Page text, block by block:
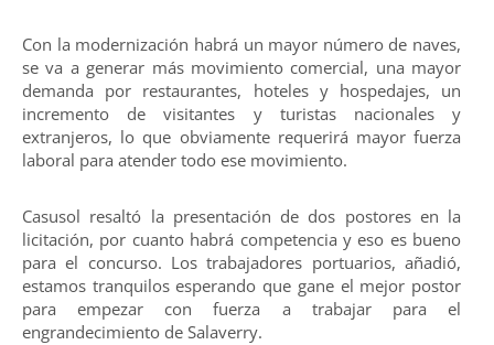
Con la modernización habrá un mayor número de naves,
se va a generar más movimiento comercial, una mayor
demanda por restaurantes, hoteles y hospedajes, un
incremento de visitantes y turistas nacionales y
extranjeros, lo que obviamente requerirá mayor fuerza
laboral para atender todo ese movimiento.
Casusol resaltó la presentación de dos postores en la
licitación, por cuanto habrá competencia y eso es bueno
para el concurso. Los trabajadores portuarios, añadió,
estamos tranquilos esperando que gane el mejor postor
para empezar con fuerza a trabajar para el
engrandecimiento de Salaverry.